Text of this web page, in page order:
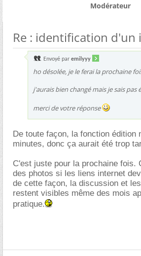
Modérateur
Re : identification d'un
Envoyé par emilyyy
ho désolée, je le ferai la prochaine
j'aurais bien changé mais je sais pas
merci de votre réponse
De toute façon, la fonction édition
minutes, donc ça aurait été trop
C'est juste pour la prochaine fois.
des photos si les liens internet
de cette façon, la discussion et
restent visibles même des mois
pratique.